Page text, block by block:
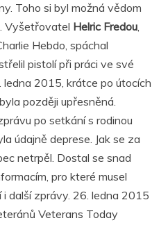
Toho si byl možná vědom
Vyšetřovatel Helric Fredou,
Hebdo, spáchal
pistolí při práci ve své
ledna 2015, krátce po útocích
později upřesněná.
po setkání s rodinou
údajně deprese. Jak se za
netrpěl. Dostal se snad
pro které musel
další zprávy. 26. ledna 2015
Veterans Today